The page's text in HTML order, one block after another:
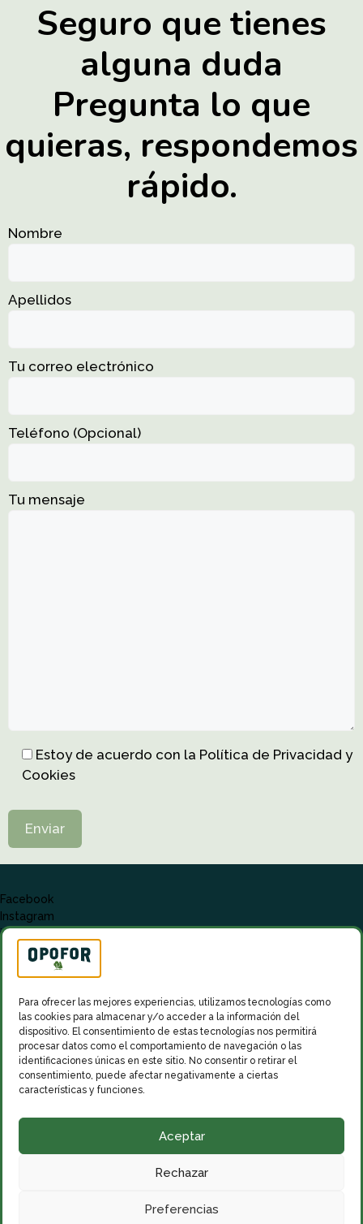
Para ofrecer las mejores experiencias, utilizamos tecnologías como
las cookies para almacenar y/o acceder a la información del
dispositivo. El consentimiento de estas tecnologías nos permitirá
procesar datos como el comportamiento de navegación o las
identificaciones únicas en este sitio. No consentir o retirar el
consentimiento, puede afectar negativamente a ciertas
características y funciones.
Aceptar
Rechazar
Preferencias
Seguro que tienes
alguna duda
Pregunta lo que
quieras, respondemos
rápido.
Nombre
Apellidos
Tu correo electrónico
Teléfono (Opcional)
Tu mensaje
Estoy de acuerdo con la Política de Privacidad y
Cookies
Facebook
Instagram
info@oposiciones-forestales.com
ACADEMIA FORESTALES Y AMBIENTALES